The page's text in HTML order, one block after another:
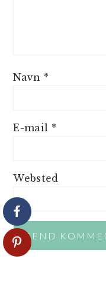
Navn *
E-mail *
Websted